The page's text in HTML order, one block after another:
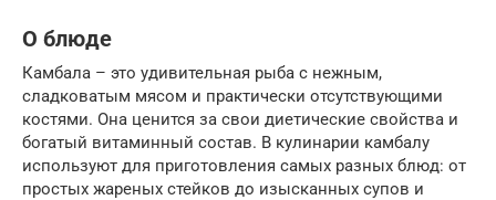
О блюде
Камбала – это удивительная рыба с нежным,
сладковатым мясом и практически отсутствующими
костями. Она ценится за свои диетические свойства и
богатый витаминный состав. В кулинарии камбалу
используют для приготовления самых разных блюд: от
простых жареных стейков до изысканных супов и